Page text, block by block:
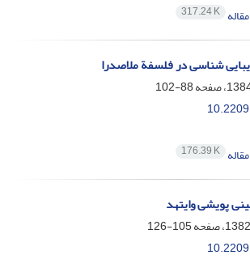
317.24 K
شناسی در فلسفة ملاصدرا
88-102
176.39 K
پویشی وایتهد
105-126